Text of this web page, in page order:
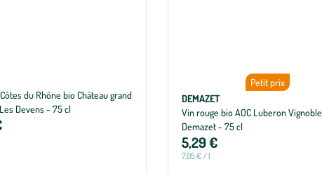
du Rhône bio Château grand
Devens - 75 cl
Petit prix
DEMAZET
Vin rouge bio AOC Luberon Vignoble
Demazet - 75 cl
5,29 €
7,05 € / l